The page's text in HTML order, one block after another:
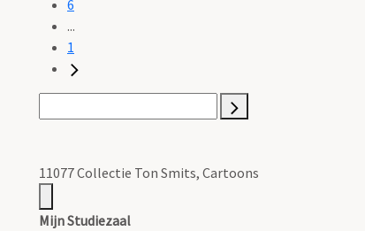
6
...
1
11077 Collectie Ton Smits, Cartoons
Mijn Studiezaal